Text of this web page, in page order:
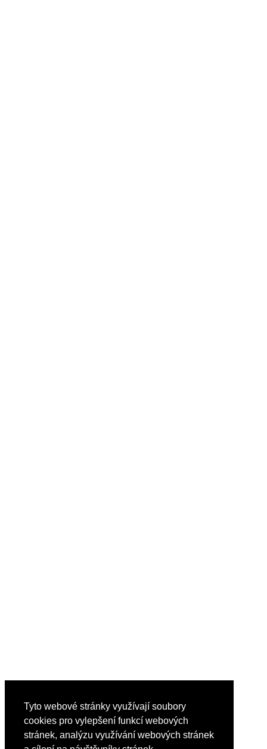
Tyto webové stránky využívají soubory
cookies pro vylepšení funkcí webových
stránek, analýzu využívání webových stránek